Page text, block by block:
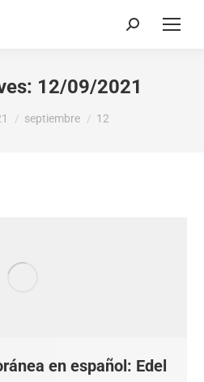
12/09/2021
septiembre 12
en español: Edel